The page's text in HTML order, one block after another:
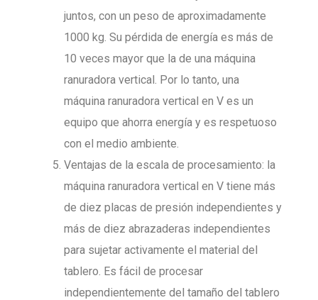
juntos, con un peso de aproximadamente
1000 kg. Su pérdida de energía es más de
10 veces mayor que la de una máquina
ranuradora vertical. Por lo tanto, una
máquina ranuradora vertical en V es un
equipo que ahorra energía y es respetuoso
con el medio ambiente.
Ventajas de la escala de procesamiento: la
máquina ranuradora vertical en V tiene más
de diez placas de presión independientes y
más de diez abrazaderas independientes
para sujetar activamente el material del
tablero. Es fácil de procesar
independientemente del tamaño del tablero